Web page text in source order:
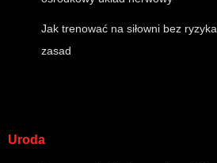
Jak trenować na siłowni bez
zasad
Uroda